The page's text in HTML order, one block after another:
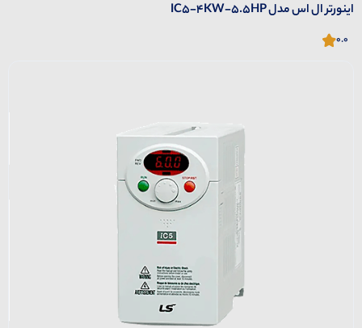
اینورتر ال اس مدل IC5-4KW-5.5HP
0.0